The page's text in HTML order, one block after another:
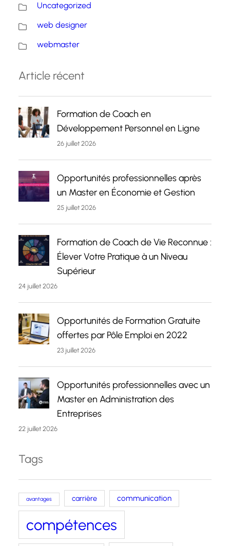
Uncategorized
web designer
webmaster
Article récent
Formation de Coach en
Développement Personnel en Ligne
26 juillet 2026
Opportunités professionnelles après
un Master en Économie et Gestion
25 juillet 2026
Formation de Coach de Vie Reconnue :
Élever Votre Pratique à un Niveau
Supérieur
24 juillet 2026
Opportunités de Formation Gratuite
offertes par Pôle Emploi en 2022
23 juillet 2026
Opportunités professionnelles avec un
Master en Administration des
Entreprises
22 juillet 2026
Tags
avantages carrière communication
compétences